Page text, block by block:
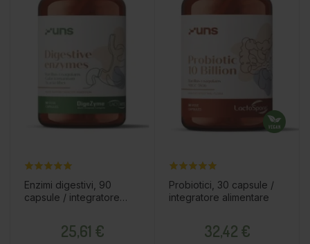
Enzimi digestivi, 90
capsule / integratore
25,61 €
Probiotici, 30 capsule /
integratore alimentare
32,42 €